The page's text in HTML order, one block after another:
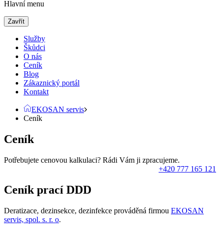
Hlavní menu
Zavřít
Služby
Škůdci
O nás
Ceník
Blog
Zákaznický portál
Kontakt
EKOSAN servis
Ceník
Ceník
Potřebujete cenovou kalkulaci? Rádi Vám ji zpracujeme.
+420 777 165 121
Ceník prací DDD
Deratizace, dezinsekce, dezinfekce prováděná firmou EKOSAN
servis, spol. s. r. o.